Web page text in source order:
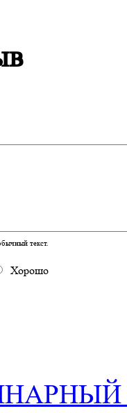
текст.
Хорошо